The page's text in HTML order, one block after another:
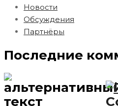
Новости
Обсуждения
Партнёры
Последние